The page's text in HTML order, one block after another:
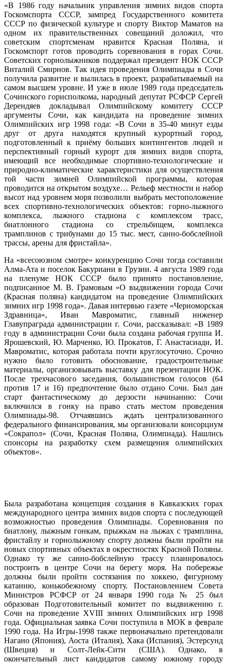
«В 1986 году начальник управления зимних видов спорта
Госкомспорта СССР, зампред Государственного комитета
СССР по физической культуре и спорту Виктор Маматов на
одном их правительственных совещаний доложил, что
советским спортсменам нравится Красная Поляна, и
Госкомспорт готов проводить соревнования в горах Сочи.
Советских горнолыжников поддержал президент НОК СССР
Виталий Смирнов. Так идея проведения Олимпиады в Сочи
получила развитие и вылилась в проект, разрабатываемый на
самом высшем уровне. И уже в июле 1989 года председатель
Сочинского горисполкома, народный депутат РСФСР Сергей
Дерендяев докладывал Олимпийскому комитету СССР
аргументы Сочи, как кандидата на проведение зимних
Олимпийских игр 1998 года: «В Сочи в 35-40 минут езды
друг от друга находятся крупный курортный город,
подготовленный к приёму больших контингентов людей и
перспективный горный курорт для зимних видов спорта,
имеющий все необходимые спортивно-технологические и
природно-климатические характеристики для осуществления
той части зимней Олимпийской программы, которая
проводится на открытом воздухе… Рельеф местности и набор
высот над уровнем моря позволили выбрать местоположение
всех спортивно-технологических объектов: горно-лыжного
комплекса, лыжного стадиона с комплексом трасс,
биатлонного стадиона со стрельбищем, комплекса
трамплинов с трибунами до 15 тыс. мест, санно-бобслейной
трассы, арены для фристайла».
На «всесоюзном смотре» конкуренцию Сочи тогда составили
Алма-Ата и поселок Бакуриани в Грузии. 4 августа 1989 года
на пленуме НОК СССР было принято постановление,
подписанное М. В. Грамовым «О выдвижении города Сочи
(Красная поляна) кандидатом на проведение Олимпийских
зимних игр 1998 года». Давая интервью газете «Черноморская
Здравница», Иван Мавроматис, главный инженер
Главупраграда администрации г. Сочи, рассказывал: «В 1989
году в администрации Сочи была создана рабочая группа И.
Ярошевский, Ю. Марченко, Ю. Прокатов, Г. Анастасиади, И.
Мавроматис, которая работала почти круглосуточно. Срочно
нужно было готовить обоснование, градостроительные
материалы, организовывать выставку для презентации НОК.
После трехчасового заседания, большинством голосов (64
против 17 и 16) предпочтение было отдано Сочи. Был дан
старт фантастическому до дерзости начинанию: Сочи
включился в гонку на право стать местом проведения
Олимпиады-98. Отчаявшись ждать централизованного
федерального финансирования, мы организовали консорциум
«Сокрапол» (Сочи, Красная Поляна, Олимпиада). Нашлись
спонсоры на разработку схем размещения олимпийских
объектов».
Была разработана концепция создания в Кавказских горах
международного центра зимних видов спорта с последующей
возможностью проведения Олимпиады. Соревнования по
биатлону, лыжным гонкам, прыжкам на лыжах с трамплина,
фристайлу и горнолыжному спорту должны были пройти на
новых спортивных объектах в окрестностях Красной Поляны.
Однако ту же санно-бобслейную трассу планировалось
построить в центре Сочи на берегу моря. На побережье
должны были пройти состязания по хоккею, фигурному
катанию, конькобежному спорту. Постановлением Совета
Министров РСФСР от 24 января 1990 года № 25 был
образован Подготовительный комитет по выдвижению г.
Сочи на проведение XVIII зимних Олимпийских игр 1998
года. Официальная заявка Сочи поступила в МОК в феврале
1990 года. На Игры-1998 также первоначально претендовали
Нагано (Япония), Аоста (Италия), Хака (Испания), Эстерсунд
(Швеция) и Солт-Лейк-Сити (США). Однако, в
окончательный лист кандидатов самому южному городу